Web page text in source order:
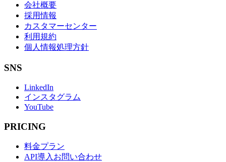
会社概要
採用情報
カスタマーセンター
利用規約
個人情報処理方針
SNS
LinkedIn
インスタグラム
YouTube
PRICING
料金プラン
API導入お問い合わせ